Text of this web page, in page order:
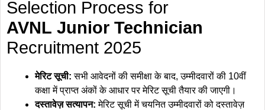
Selection Process for
AVNL Junior Technician
Recruitment 2025
मेरिट सूची: सभी आवेदनों की समीक्षा के बाद, उम्मीदवारों की 10वीं
कक्षा में प्राप्त अंकों के आधार पर मेरिट सूची तैयार की जाएगी।
दस्तावेज़ सत्यापन: मेरिट सूची में चयनित उम्मीदवारों को दस्तावेज़